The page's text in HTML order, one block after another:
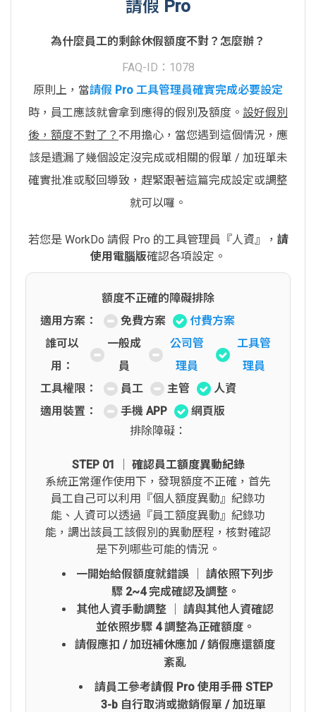
請假 Pro
為什麼員工的剩餘休假額度不對？怎麼辦？
FAQ-ID：1078
原則上，當請假 Pro 工具管理員確實完成必要設定
時，員工應該就會拿到應得的假別及額度。 設好假別
後，額度不對了？ 不用擔心，當您遇到這個情況，應
該是遺漏了幾個設定沒完成或相關的假單 / 加班單未
確實批准或駁回導致，趕緊跟著這篇完成設定或調整
就可以囉。
若您是 WorkDo 請假 Pro 的工具管理員『人資』， 請
使用電腦版確認各項設定。
額度不正確的障礙排除
適用方案：
免費方案
付費方案
誰可以
用：
一般成
員
公司管
理員
工具管
理員
工具權限：
員工 主管
人資
適用裝置：
手機 APP
網頁版
排除障礙：
STEP 01 │ 確認員工額度異動紀錄
系統正常運作使用下，發現額度不正確，首先
員工自己可以利用『個人額度異動』紀錄功
能、人資可以透過『員工額度異動』紀錄功
能，調出該員工該假別的異動歷程，核對確認
是下列哪些可能的情況。
一開始給假額度就錯誤 │ 請依照下列步
驟 2~4 完成確認及調整。
其他人資手動調整 │ 請與其他人資確認
並依照步驟 4 調整為正確額度。
請假應扣 / 加班補休應加 / 銷假應還額度
紊亂
請員工參考請假 Pro 使用手冊 STEP
3-b 自行取消或撤銷假單 / 加班單